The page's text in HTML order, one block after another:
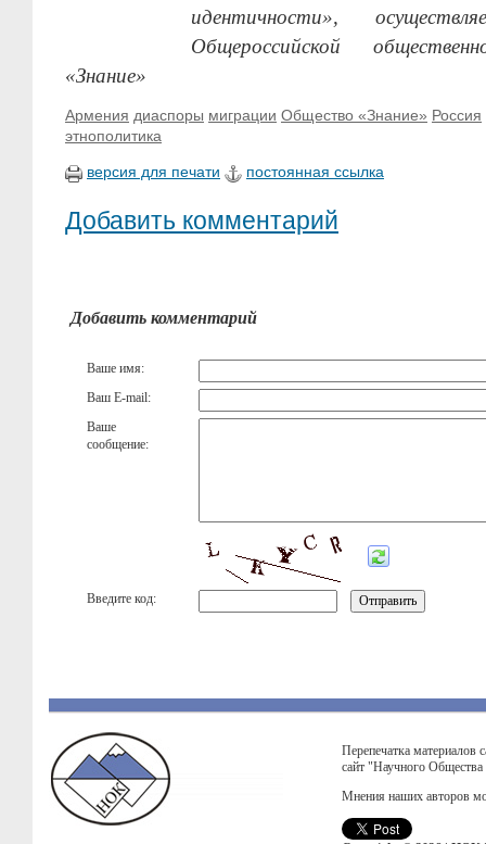
идентичности»,
Общероссийской
«Знание»
Армения диаспоры миграции Общество «Знание» Россия
этнополитика
версия для печати постоянная ссылка
Добавить комментарий
Добавить комментарий
Ваше имя:
Ваш E-mail:
Ваше
сообщение:
Введите код:
Перепечатка материалов
сайт "Научного
Мнения наших авторов